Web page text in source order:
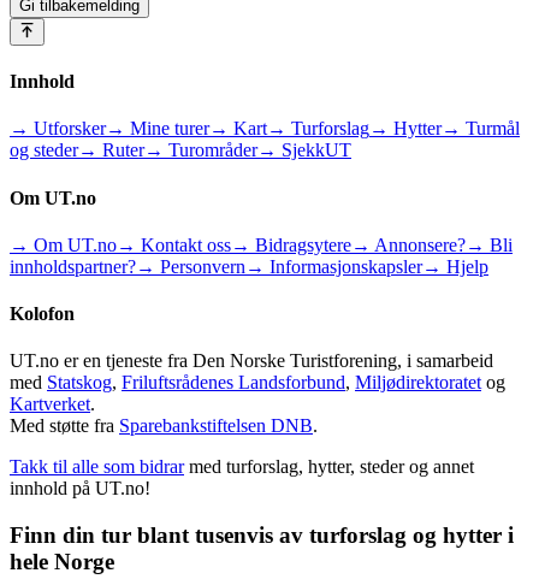
Gi tilbakemelding
Innhold
→ Utforsker→ Mine turer→ Kart→ Turforslag→ Hytter→ Turmål
og steder→ Ruter→ Turområder→ SjekkUT
Om UT.no
→ Om UT.no→ Kontakt oss→ Bidragsytere→ Annonsere?→ Bli
innholdspartner?→ Personvern → Informasjonskapsler→ Hjelp
Kolofon
UT.no er en tjeneste fra Den Norske Turistforening, i samarbeid
med Statskog, Friluftsrådenes Landsforbund, Miljødirektoratet og
Kartverket.
Med støtte fra Sparebankstiftelsen DNB.
Takk til alle som bidrar med turforslag, hytter, steder og annet
innhold på UT.no!
Finn din tur blant tusenvis av turforslag og hytter i
hele Norge